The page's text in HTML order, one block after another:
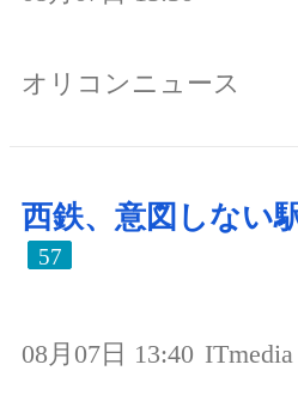
オリコンニュース
西鉄、意図しない
57
08月07日 13:40